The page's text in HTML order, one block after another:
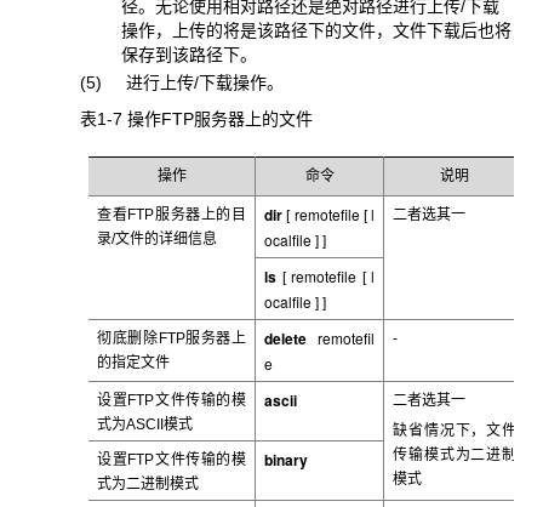
径。无论使用相对路径还是绝对路径进行上传/下载
操作，上传的将是该路径下的文件，文件下载后也将
保存到该路径下。
(5) 进行上传/下载操作。
表1-7 操作FTP服务器上的文件
操作 命令 说明
查看FTP服务器上的目
录/文件的详细信息
dir [ remotefile[l
ocalfile ] ]
二者选其一
ls [remotefile [ l
ocalfile ] ]
彻底删除FTP服务器上
的指定文件
delete remotefil
e
-
设置FTP文件传输的模
式为ASCII模式
ascii
二者选其一
缺省情况下，文件
传输模式为二进制
模式
设置FTP文件传输的模
式为二进制模式
binary